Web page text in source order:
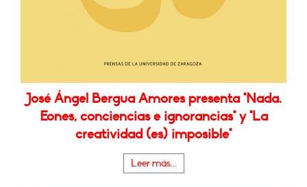
José Ángel Bergua Amores presenta "Nada.
Eones, conciencias e ignorancias" y "La
creatividad (es) imposible"
Leer más...